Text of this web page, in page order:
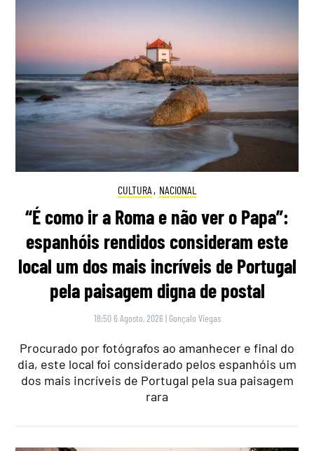
CULTURA , NACIONAL
“É como ir a Roma e não ver o Papa”:
espanhóis rendidos consideram este
local um dos mais incríveis de Portugal
pela paisagem digna de postal
18:50 6 Agosto, 2026 | Gonçalo Viegas
Procurado por fotógrafos ao amanhecer e final do
dia, este local foi considerado pelos espanhóis um
dos mais incríveis de Portugal pela sua paisagem
rara